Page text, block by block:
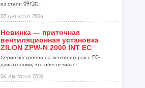
из стали 09Г2С...
07 АВГУСТА 2026
Новинка — приточная
вентиляционная установка
ZILON ZPW-N 2000 INT EC
Серия построена на вентиляторах с EC-
двигателями, что обеспечивает...
06 АВГУСТА 2026